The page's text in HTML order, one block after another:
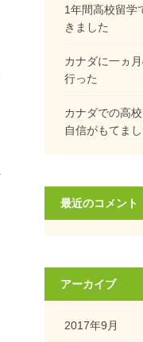
1年間高校留学
きました
カナダに一ヵ
行った
カナダでの高
自信がもてま
最近のコメント
アーカイブ
2017年9月